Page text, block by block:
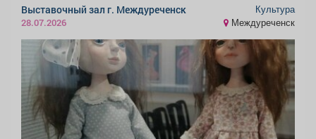
Выставочный зал г. Междуреченск
28.07.2026
Культура
Междуреченск